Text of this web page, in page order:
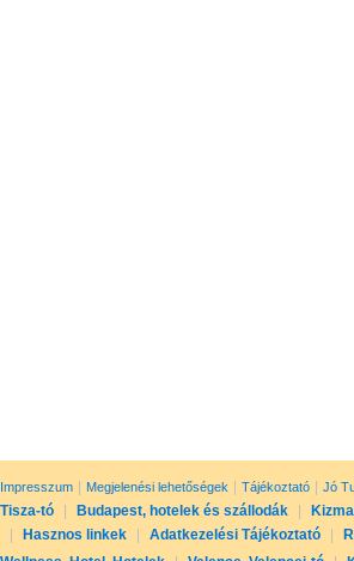
Impresszum Megjelenési lehetőségek Tájékoztató Jó
Tisza-tó Budapest, hotelek és szállodák
Hasznos linkek Adatkezelési Tájékoztató